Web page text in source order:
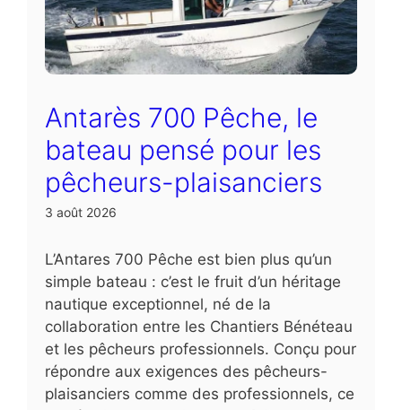
Antarès 700 Pêche, le
bateau pensé pour les
pêcheurs-plaisanciers
3 août 2026
L’Antares 700 Pêche est bien plus qu’un
simple bateau : c’est le fruit d’un héritage
nautique exceptionnel, né de la
collaboration entre les Chantiers Bénéteau
et les pêcheurs professionnels. Conçu pour
répondre aux exigences des pêcheurs-
plaisanciers comme des professionnels, ce